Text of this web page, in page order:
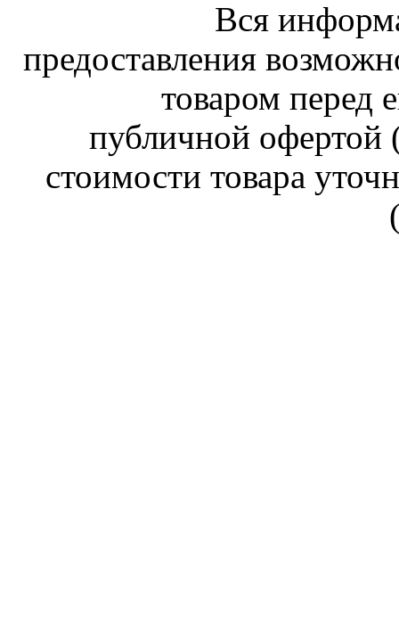
Вся
предоставления
товаром перед
публичной
стоимости товара